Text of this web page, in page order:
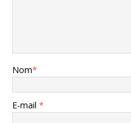
Nom*
E-mail *